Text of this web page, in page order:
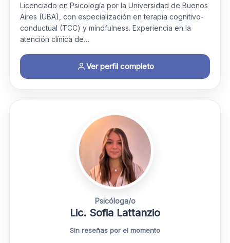
Licenciado en Psicología por la Universidad de Buenos
Aires (UBA), con especialización en terapia cognitivo-
conductual (TCC) y mindfulness. Experiencia en la
atención clínica de…
Ver perfil completo
Psicóloga/o
Lic. Sofia Lattanzio
Sin reseñas por el momento